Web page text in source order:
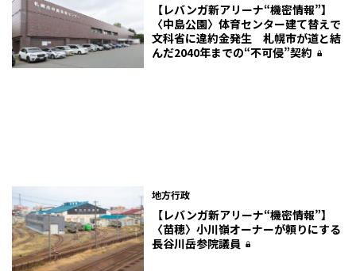
【レバンガ新アリーナ“機密情報”】
〈中島公園〉体育センター建て替えで
文科省に違約金発生 札幌市が道と結
んだ2040年までの“不可侵”契約
地方行政
【レバンガ新アリーナ“機密情報”】
〈苗穂〉小川嶺オーナーが頼りにする
長谷川岳参院議員